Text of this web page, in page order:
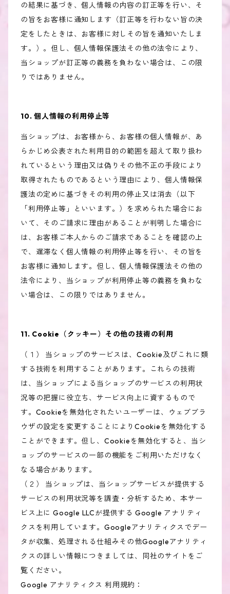
の結果に基づき、個人情報の内容の訂正等を行い、そ
の旨をお客様に通知します（訂正等を行わない旨の決
定をしたときは、お客様に対しその旨を通知いたしま
す。）。但し、個人情報保護法その他の法令により、
当ショップが訂正等の義務を負わない場合は、この限
りではありません。
10. 個人情報の利用停止等
当ショップは、お客様から、お客様の個人情報が、あ
らかじめ公表された利用目的の範囲を超えて取り扱わ
れているという理由又は偽りその他不正の手段により
取得されたものであるという理由により、個人情報保
護法の定めに基づきその利用の停止又は消去（以下
「利用停止等」といいます。）を求められた場合にお
いて、そのご請求に理由があることが判明した場合に
は、お客様ご本人からのご請求であることを確認の上
で、遅滞なく個人情報の利用停止等を行い、その旨を
お客様に通知します。但し、個人情報保護法その他の
法令により、当ショップが利用停止等の義務を負わな
い場合は、この限りではありません。
11. Cookie（クッキー）その他の技術の利用
（１） 当ショップのサービスは、Cookie及びこれに類
する技術を利用することがあります。これらの技術
は、当ショップによる当ショップのサービスの利用状
況等の把握に役立ち、サービス向上に資するもので
す。Cookieを無効化されたいユーザーは、ウェブブラ
ウザの設定を変更することによりCookieを無効化する
ことができます。但し、Cookieを無効化すると、当シ
ョップのサービスの一部の機能をご利用いただけなく
なる場合があります。
（２） 当ショップは、当ショップサービスが提供する
サービスの利用状況等を調査・分析するため、本サー
ビス上に Google LLCが提供する Google アナリティ
クスを利用しています。Googleアナリティクスでデー
タが収集、処理される仕組みその他Googleアナリティ
クスの詳しい情報につきましては、同社のサイトをご
覧ください。
Google アナリティクス 利用規約：